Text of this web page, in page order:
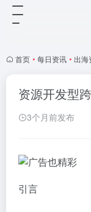
首页 • 每日资讯 • 出海
资源开发型
3个月前发布
引言